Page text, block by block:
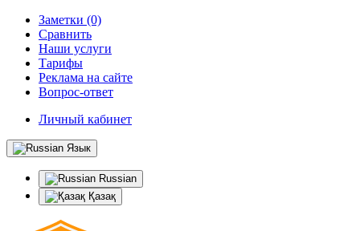
Заметки (0)
Сравнить
Наши услуги
Тарифы
Реклама на сайте
Вопрос-ответ
Личный кабинет
Язык
Russian
Қазақ